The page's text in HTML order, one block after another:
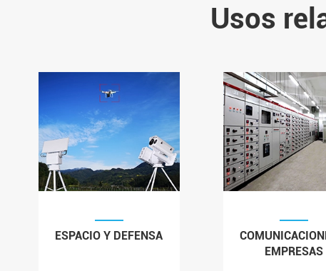
Usos
ESPACIO Y DEFENSA
EMPRESAS